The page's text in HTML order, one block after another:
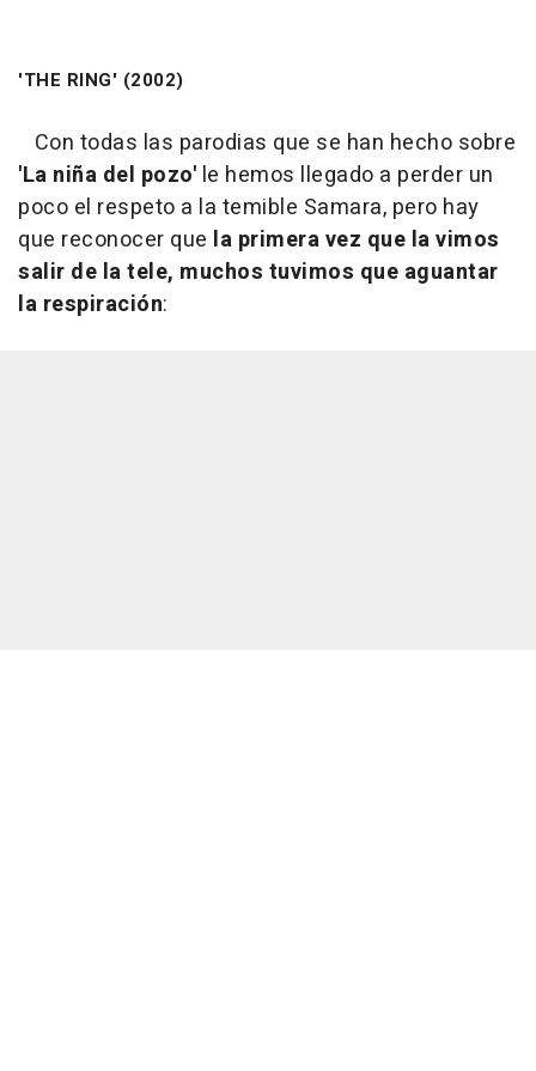
'THE RING' (2002)
Con todas las parodias que se han hecho sobre
'La niña del pozo' le hemos llegado a perder un
poco el respeto a la temible Samara, pero hay
que reconocer que la primera vez que la vimos
salir de la tele, muchos tuvimos que aguantar
la respiración: